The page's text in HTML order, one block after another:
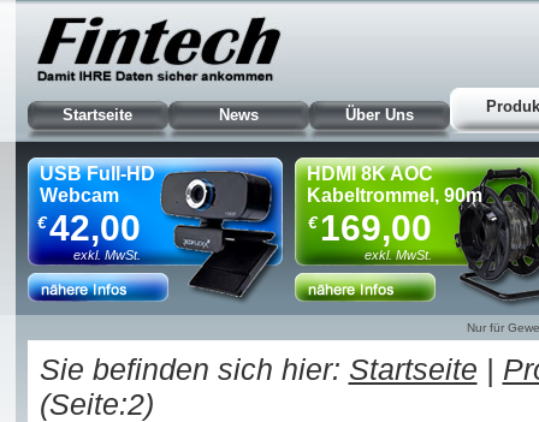
Startseite News Über Uns
USB Full-HD
Webcam
42,00
€
exkl. MwSt.
HDMI 8K AOC
Kabeltrommel, 90m
169,00
€
exkl. MwSt.
Nur für
Sie befinden sich hier: Startseite |
(Seite:2)